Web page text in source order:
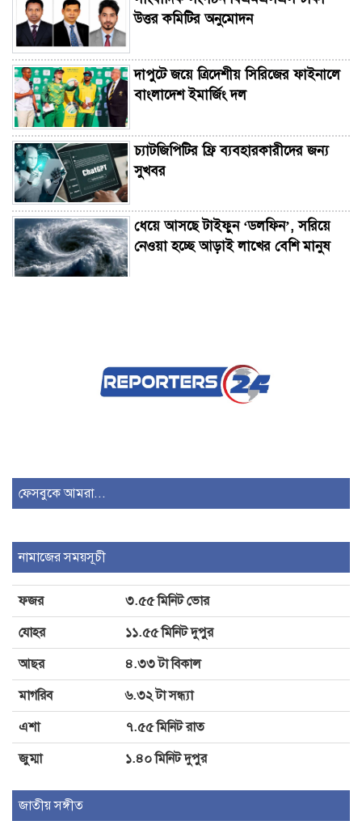
উত্তর কমিটির অনুমোদন
দাপুটে জয়ে ত্রিদেশীয় সিরিজের ফাইনালে
বাংলাদেশ ইমার্জিং দল
চ্যাটজিপিটির ফ্রি ব্যবহারকারীদের জন্য
সুখবর
ধেয়ে আসছে টাইফুন ‘ডলফিন’, সরিয়ে
নেওয়া হচ্ছে আড়াই লাখের বেশি মানুষ
২৫৬ যাত্রীবাহী বিমানের রোমে জরুরি
অবতরণ
হিসেবে ভূমিকা রাখতে পারে: রাষ্ট্রদূত
ঝিনাইদহের কোটচাঁদপুর পুকুরে ডুবে
স্কুলছাত্রের মৃত্যু
ফেসবুকে আমরা...
নামাজের সময়সূচী
ফজর
৩.৫৫ মিনিট ভোর
যোহর
১১.৫৫ মিনিট দুপুর
আছর
৪.৩৩ টা বিকাল
মাগরিব
৬.৩২ টা সন্ধ্যা
এশা
৭.৫৫ মিনিট রাত
জুম্মা
১.৪০ মিনিট দুপুর
জাতীয় সঙ্গীত